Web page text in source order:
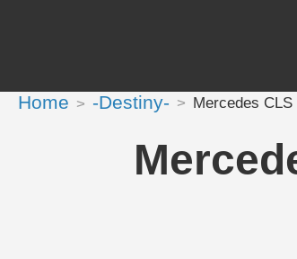
Home -Destiny- Mercedes